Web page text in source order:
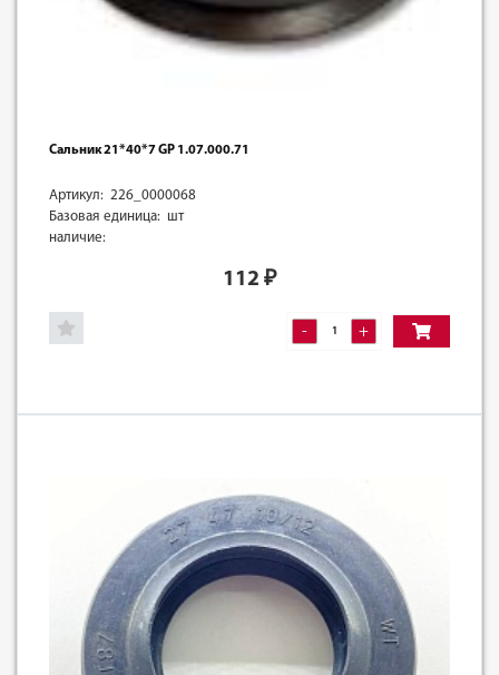
Сальник 21*40*7 GP 1.07.000.71
Артикул: 226_0000068
Базовая единица: шт
наличие:
112 ₽
- +